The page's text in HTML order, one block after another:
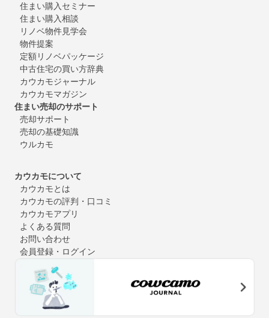
住まい購入セミナー
住まい購入相談
リノベ物件見学会
物件提案
定額リノベパッケージ
中古住宅の買い方辞典
カウカモジャーナル
カウカモマガジン
住まい売却のサポート
売却サポート
売却の基礎知識
ウルカモ
カウカモについて
カウカモとは
カウカモの評判・口コミ
カウカモアプリ
よくある質問
お問い合わせ
会員登録・ログイン